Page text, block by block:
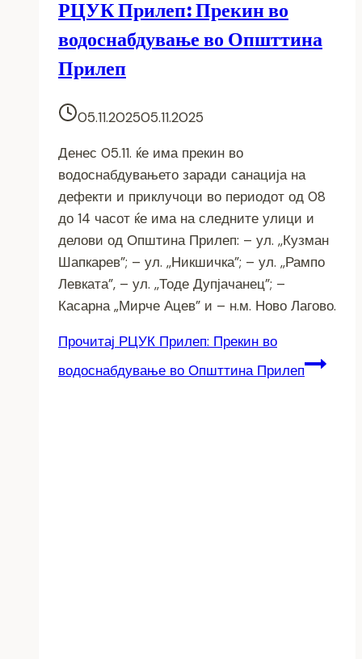
РЦУК Прилеп: Прекин во
водоснабдување во Општтина
Прилеп
05.11.202505.11.2025
Денес 05.11. ќе има прекин во
водоснабдувањето заради санација на
дефекти и приклучоци во периодот од 08
до 14 часот ќе има на следните улици и
делови од Општина Прилеп: – ул. ,,Кузман
Шапкарев”; – ул. ,,Никшичка”; – ул. ,,Рампо
Левката”, – ул. ,,Тоде Дупјачанец”; –
Касарна „Мирче Ацев” и – н.м. Ново Лагово.
Прочитај РЦУК Прилеп: Прекин во
водоснабдување во Општтина Прилеп